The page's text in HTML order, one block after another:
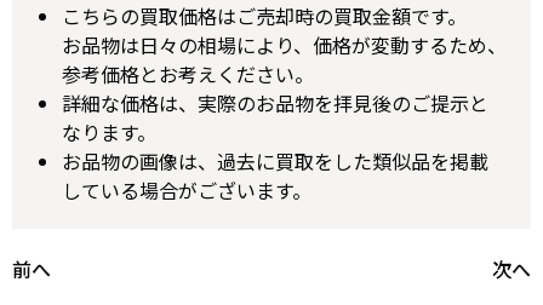
こちらの買取価格はご売却時の買取金額です。
お品物は日々の相場により、価格が変動するため、
参考価格とお考えください。
詳細な価格は、実際のお品物を拝見後のご提示と
なります。
お品物の画像は、過去に買取をした類似品を掲載
している場合がございます。
前へ 次へ